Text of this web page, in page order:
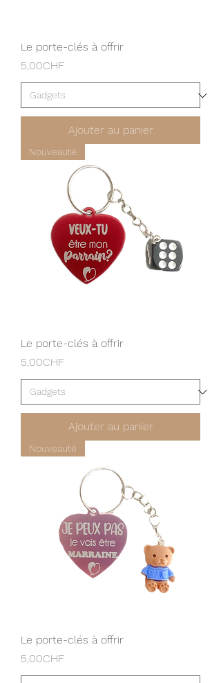
Le porte-clés à offrir
Prix
5,00CHF
Ajouter au panier
Nouveauté
Le porte-clés à offrir
Prix
5,00CHF
Ajouter au panier
Nouveauté
Le porte-clés à offrir
Prix
5,00CHF